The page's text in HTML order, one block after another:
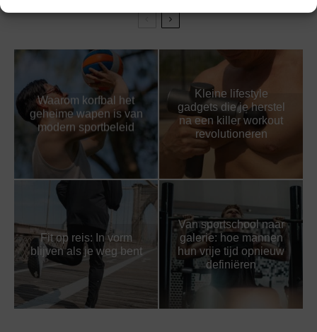
Waarom korfbal het
geheime wapen is van
modern sportbeleid
Kleine lifestyle
gadgets die je herstel
na een killer workout
revolutioneren
Fit op reis: In vorm
blijven als je weg bent
Van sportschool naar
galerie: hoe mannen
hun vrije tijd opnieuw
definiëren